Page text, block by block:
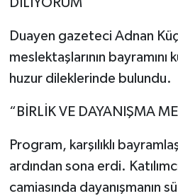
DİLİYORUM
Duayen gazeteci Adnan
meslektaşlarının bayramını
huzur dileklerinde bulundu.
“BİRLİK VE DAYANIŞMA
Program, karşılıklı
ardından sona erdi.
camiasında dayanışmanın